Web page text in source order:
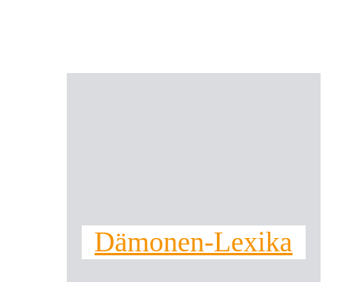
Dämonen-Lexika